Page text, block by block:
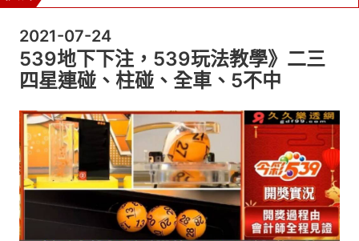
全館返水0.8%，返水無極限 ！
金大發539、天天樂、六合彩天天都報牌
2021-07-24
539地下下注，539玩法教學》二三
四星連碰、柱碰、全車、5不中